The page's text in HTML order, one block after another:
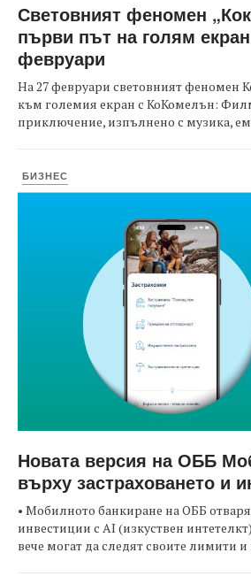
Световният феномен
първи път на голям
февруари
На 27 февруари световният феномен
към големия екран с КоКомелън:
приключение, изпълнено с музика,
БИЗНЕС
Новата версия на ОББ
върху застраховането и
• Мобилното банкиране на ОББ
инвестиции с AI (изкуствен
вече могат да следят своите лимити